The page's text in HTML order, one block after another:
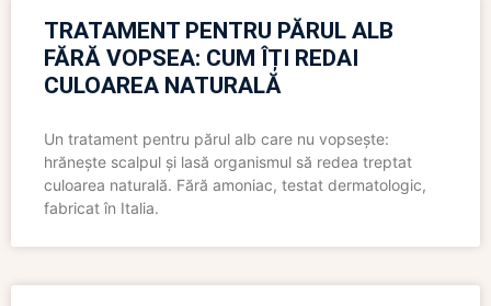
TRATAMENT PENTRU PĂRUL ALB
FĂRĂ VOPSEA: CUM ÎȚI REDAI
CULOAREA NATURALĂ
Un tratament pentru părul alb care nu vopsește:
hrănește scalpul și lasă organismul să redea treptat
culoarea naturală. Fără amoniac, testat dermatologic,
fabricat în Italia.